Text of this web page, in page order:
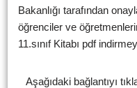
Bakanlığı tarafından
öğrenciler ve
11.sınıf Kitabı pdf
Aşağıdaki bağlantıyı